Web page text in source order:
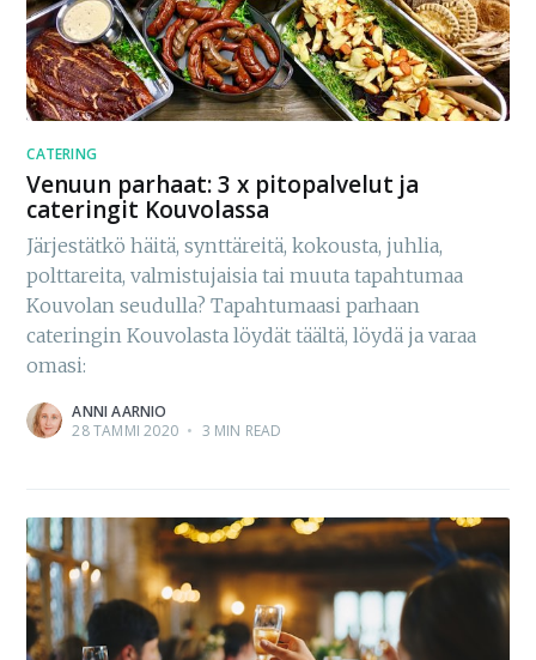
CATERING
Venuun parhaat: 3 x pitopalvelut ja
cateringit Kouvolassa
Järjestätkö häitä, synttäreitä, kokousta, juhlia,
polttareita, valmistujaisia tai muuta tapahtumaa
Kouvolan seudulla? Tapahtumaasi parhaan
cateringin Kouvolasta löydät täältä, löydä ja varaa
omasi:
ANNI AARNIO
28 TAMMI 2020 • 3 MIN READ